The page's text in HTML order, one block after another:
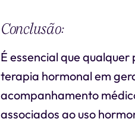
Conclusão:
É essencial que
terapia hormonal em
acompanhamento
associados ao uso